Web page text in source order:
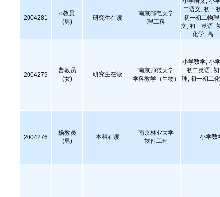
2004281
o教员
(男)
研究生在读
南京邮电大学
理工科
二语文, 初一
初一初二物
文, 初三英语,
化学, 高
2004279
曹教员
(女)
研究生在读
南京师范大学
学科教学（生物）
小学数学, 小
一初二英语,
理, 初一初二
2004276
杨教员
(男)
本科在读
南京林业大学
软件工程
小学数